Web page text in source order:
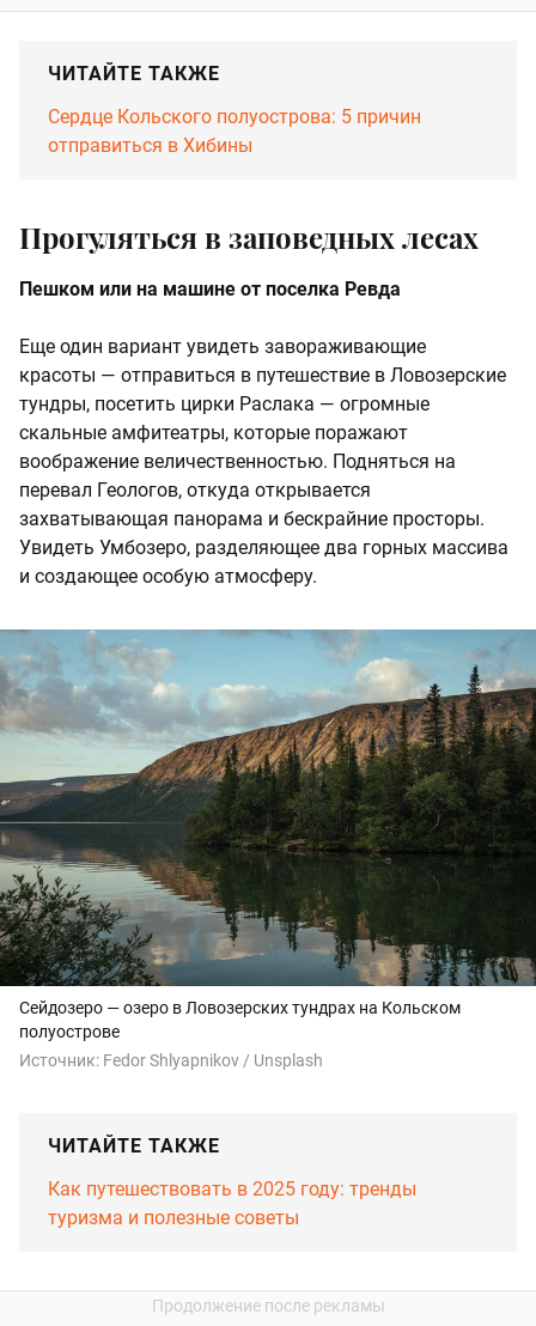
ЧИТАЙТЕ ТАКЖЕ
Сердце Кольского полуострова: 5 причин
отправиться в Хибины
Прогуляться в заповедных лесах
Пешком или на машине от поселка Ревда
Еще один вариант увидеть завораживающие
красоты — отправиться в путешествие в Ловозерские
тундры, посетить цирки Раслака — огромные
скальные амфитеатры, которые поражают
воображение величественностью. Подняться на
перевал Геологов, откуда открывается
захватывающая панорама и бескрайние просторы.
Увидеть Умбозеро, разделяющее два горных массива
и создающее особую атмосферу.
Сейдозеро — озеро в Ловозерских тундрах на Кольском
полуострове
Источник: Fedor Shlyapnikov / Unsplash
ЧИТАЙТЕ ТАКЖЕ
Как путешествовать в 2025 году: тренды
туризма и полезные советы